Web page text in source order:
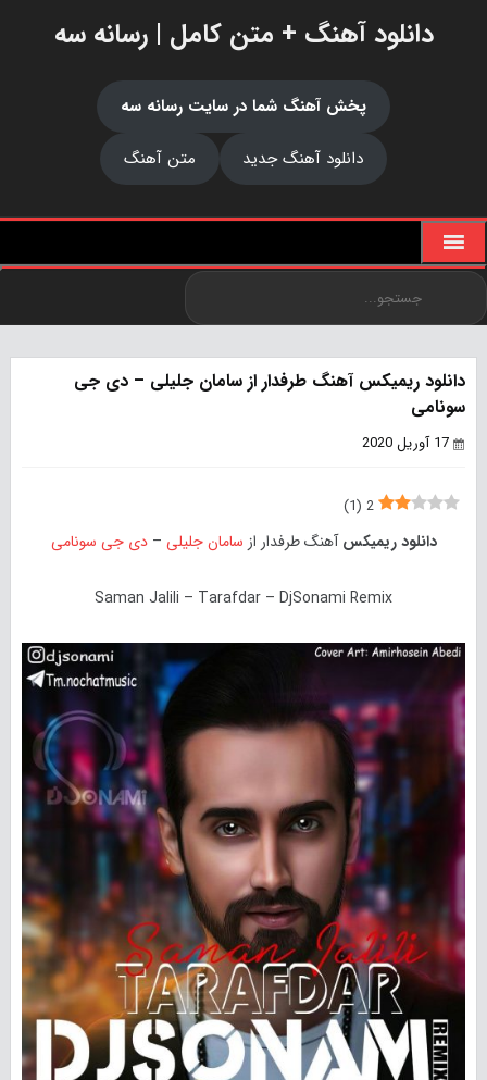
دانلود آهنگ + متن کامل | رسانه سه
پخش آهنگ شما در سایت رسانه سه
دانلود آهنگ جدید
متن آهنگ
دانلود ریمیکس آهنگ طرفدار از سامان جلیلی – دی جی
سونامی
17 آوریل 2020
2
(
1
)
دانلود ریمیکسآهنگ طرفدار از سامان جلیلی –دی جی سونامی
Saman Jalili – Tarafdar – DjSonami Remix